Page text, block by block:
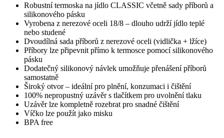
Robustní termoska na jídlo CLASSIC včetně sady příborů a
silikonového pásku
Vyrobena z nerezové oceli 18/8 – dlouho udrží jídlo teplé
nebo studené
Dvoudílná sada příborů z nerezové oceli (vidlička + lžíce)
Příbory lze připevnit přímo k termosce pomocí silikonového
pásku
Dodatečný silikonový návlek umožňuje přenášení příborů
samostatně
Široký otvor – ideální pro plnění, konzumaci i čištění
100% nepropustný uzávěr s tlačítkem pro uvolnění tlaku
Uzávěr lze kompletně rozebrat pro snadné čištění
Víčko lze použít jako misku
BPA free